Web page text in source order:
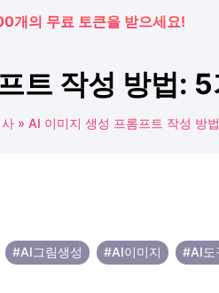
개의 무료 토큰을 받으세요!
트 작성 방법:
» AI 이미지 생성 프롬프트 작성 방
#AI그림생성 #AI이미지 #AI도